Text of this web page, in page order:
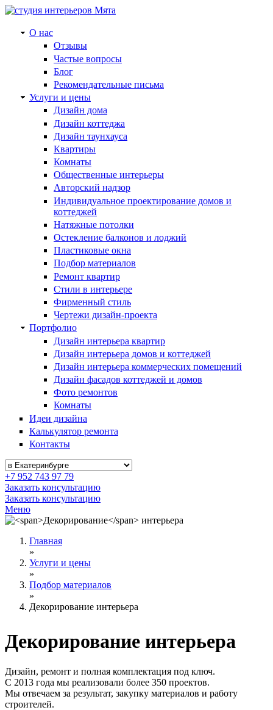
О нас
Отзывы
Частые вопросы
Блог
Рекомендательные письма
Услуги и цены
Дизайн дома
Дизайн коттеджа
Дизайн таунхауса
Квартиры
Комнаты
Общественные интерьеры
Авторский надзор
Индивидуальное проектирование домов и
коттеджей
Натяжные потолки
Остекление балконов и лоджий
Пластиковые окна
Подбор материалов
Ремонт квартир
Стили в интерьере
Фирменный стиль
Чертежи дизайн-проекта
Портфолио
Дизайн интерьера квартир
Дизайн интерьера домов и коттеджей
Дизайн интерьера коммерческих помещений
Дизайн фасадов коттеджей и домов
Фото ремонтов
Комнаты
Идеи дизайна
Калькулятор ремонта
Контакты
+7 952 743 97 79
Заказать консультацию
Заказать консультацию
Меню
Главная
»
Услуги и цены
»
Подбор материалов
»
Декорирование интерьера
Декорирование интерьера
Дизайн, ремонт и полная комплектация под ключ.
С 2013 года мы реализовали более 350 проектов.
Мы отвечаем за результат, закупку материалов и работу
строителей.